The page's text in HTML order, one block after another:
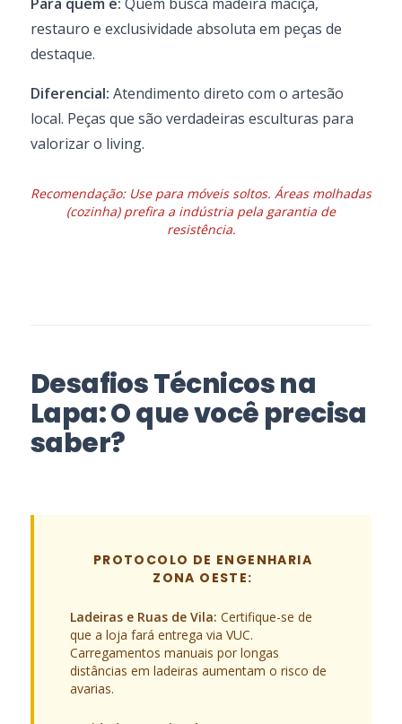
restauro e exclusividade absoluta em peças de
destaque.
Diferencial: Atendimento direto com o artesão
local. Peças que são verdadeiras esculturas para
valorizar o living.
Recomendação: Use para móveis soltos. Áreas molhadas
(cozinha) prefira a indústria pela garantia de
resistência.
Desafios Técnicos na
Lapa: O que você precisa
saber?
PROTOCOLO DE ENGENHARIA
ZONA OESTE:
Ladeiras e Ruas de Vila: Certifique-se de
que a loja fará entrega via VUC.
Carregamentos manuais por longas
distâncias em ladeiras aumentam o risco de
avarias.